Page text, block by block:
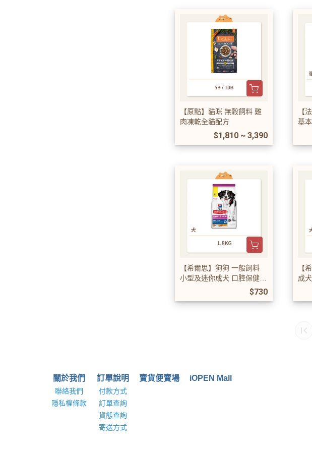
【原點】貓咪 無穀飼料 雞
肉凍乾全貓配方
$1,810 ~ 3,390
【
基
【希爾思】狗狗 一般飼料
小型及迷你成犬 口腔保健
雞肉、米與大麥特調食譜$730
【
成
顆
關於我們
聯絡我們
隱私權條款
訂單說明
付款方式
訂單查詢
貨態查詢
寄送方式
賣貨便賣場 iOPEN Mall